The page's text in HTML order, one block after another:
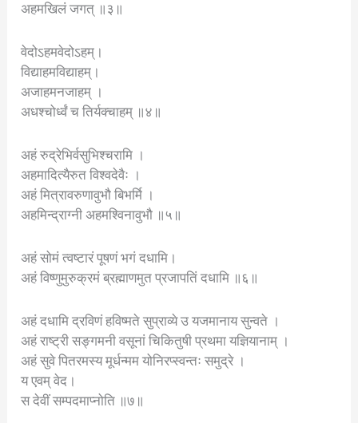
अहमखिलं जगत् ॥३॥
वेदोऽहमवेदोऽहम्।
विद्याहमविद्याहम्।
अजाहमनजाहम् ।
अधश्चोर्ध्वं च तिर्यक्चाहम् ॥४॥
अहं रुद्रेभिर्वसुभिश्चरामि ।
अहमादित्यैरुत विश्वदेवैः ।
अहं मित्रावरुणावुभौ बिभर्मि ।
अहमिन्द्राग्नी अहमश्विनावुभौ ॥५॥
अहं सोमं त्वष्टारं पूषणं भगं दधामि।
अहं विष्णुमुरुक्रमं ब्रह्माणमुत प्रजापतिं दधामि ॥६॥
अहं दधामि द्रविणं हविष्मते सुप्राव्ये उ यजमानाय सुन्वते ।
अहं राष्ट्री सङ्गमनी वसूनां चिकितुषी प्रथमा यज्ञियानाम् ।
अहं सुवे पितरमस्य मूर्धन्मम योनिरप्स्वन्तः समुद्रे ।
य एवम् वेद।
स देवीं सम्पदमाप्नोति ॥७॥